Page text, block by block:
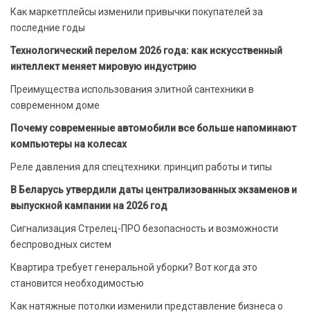
Как маркетплейсы изменили привычки покупателей за
последние годы
Технологический перелом 2026 года: как искусственный
интеллект меняет мировую индустрию
Преимущества использования элитной сантехники в
современном доме
Почему современные автомобили все больше напоминают
компьютеры на колесах
Реле давления для спецтехники: принцип работы и типы
В Беларусь утвердили даты централизованных экзаменов и
выпускной кампании на 2026 год
Сигнализация Стрелец-ПРО безопасность и возможности
беспроводных систем
Квартира требует генеральной уборки? Вот когда это
становится необходимостью
Как натяжные потолки изменили представление бизнеса о